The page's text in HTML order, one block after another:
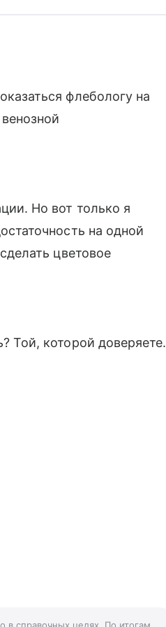
флебологу на
Но вот только я
на одной
цветовое
Той, которой доверяете.